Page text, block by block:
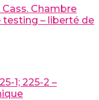
Cass. Chambre
testing – liberté de
1; 225-2 –